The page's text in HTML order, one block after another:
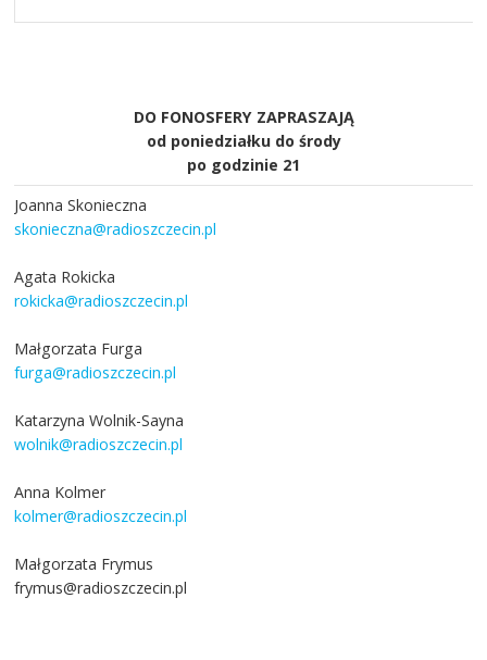
DO FONOSFERY ZAPRASZAJĄ
od poniedziałku do środy
po godzinie 21
Joanna Skonieczna
skonieczna@radioszczecin.pl
Agata Rokicka
rokicka@radioszczecin.pl
Małgorzata Furga
furga@radioszczecin.pl
Katarzyna Wolnik-Sayna
wolnik@radioszczecin.pl
Anna Kolmer
kolmer@radioszczecin.pl
Małgorzata Frymus
frymus@radioszczecin.pl